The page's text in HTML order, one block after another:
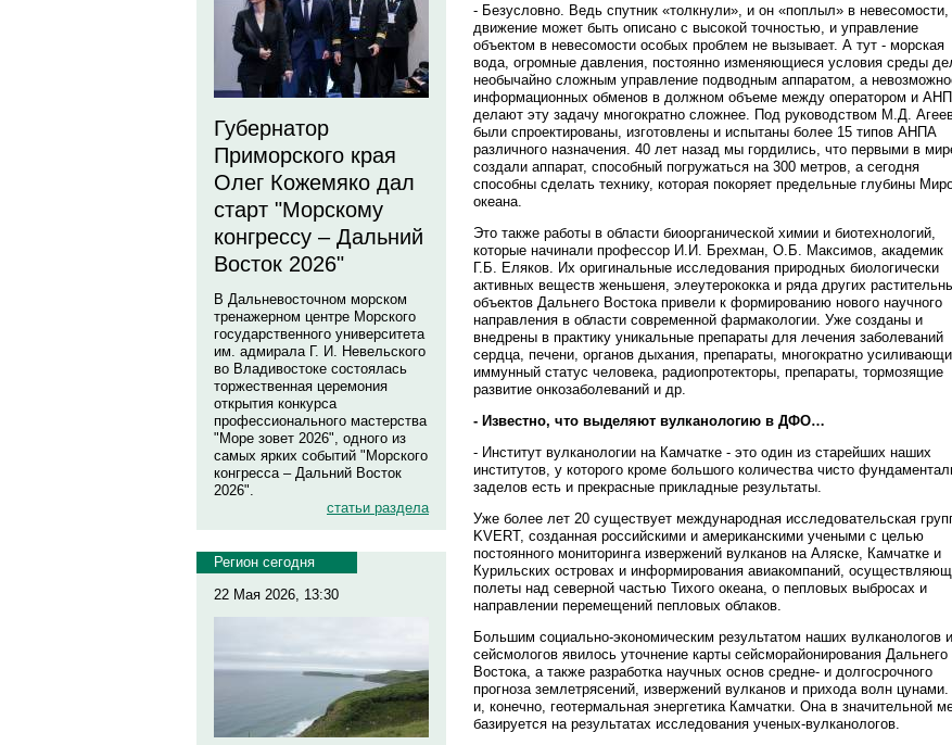
Губернатор
Приморского края
Олег Кожемяко дал
старт "Морскому
конгрессу – Дальний
Восток 2026"
В Дальневосточном морском
тренажерном центре Морского
государственного университета
им. адмирала Г. И. Невельского
во Владивостоке состоялась
торжественная церемония
открытия конкурса
профессионального мастерства
"Море зовет 2026", одного из
самых ярких событий "Морского
конгресса – Дальний Восток
2026".
статьи раздела
Регион сегодня
22 Мая 2026, 13:30
- Безусловно. Ведь спутник «толкнули», и он «поплыл» в невесомости,
движение может быть описано с высокой точностью, и управление
объектом в невесомости особых проблем не вызывает. А тут - морская
вода, огромные давления, постоянно изменяющиеся условия среды
необычайно сложным управление подводным аппаратом, а
информационных обменов в должном объеме между оператором и
делают эту задачу многократно сложнее. Под руководством М.Д.
были спроектированы, изготовлены и испытаны более 15 типов АНПА
различного назначения. 40 лет назад мы гордились, что первыми в
создали аппарат, способный погружаться на 300 метров, а сегодня
способны сделать технику, которая покоряет предельные глубины
океана.
Это также работы в области биоорганической химии и биотехнологий,
которые начинали профессор И.И. Брехман, О.Б. Максимов, академик
Г.Б. Еляков. Их оригинальные исследования природных биологически
активных веществ женьшеня, элеутерококка и ряда других
объектов Дальнего Востока привели к формированию нового научного
направления в области современной фармакологии. Уже созданы и
внедрены в практику уникальные препараты для лечения заболеваний
сердца, печени, органов дыхания, препараты, многократно
иммунный статус человека, радиопротекторы, препараты, тормозящие
развитие онкозаболеваний и др.
- Известно, что выделяют вулканологию в ДФО…
- Институт вулканологии на Камчатке - это один из старейших наших
институтов, у которого кроме большого количества чисто
заделов есть и прекрасные прикладные результаты.
Уже более лет 20 существует международная исследовательская
KVERT, созданная российскими и американскими учеными с целью
постоянного мониторинга извержений вулканов на Аляске, Камчатке и
Курильских островах и информирования авиакомпаний,
полеты над северной частью Тихого океана, о пепловых выбросах и
направлении перемещений пепловых облаков.
Большим социально-экономическим результатом наших вулканологов и
сейсмологов явилось уточнение карты сейсморайонирования Дальнего
Востока, а также разработка научных основ средне- и долгосрочного
прогноза землетрясений, извержений вулканов и прихода волн
и, конечно, геотермальная энергетика Камчатки. Она в значительной
базируется на результатах исследования ученых-вулканологов.